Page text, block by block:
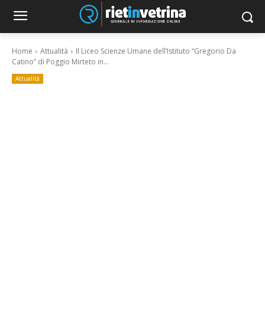
Home Attualità
Il Liceo Scienze Umane dell’Istituto “Gregorio Da
Catino” di Poggio Mirteto in...
Attualità